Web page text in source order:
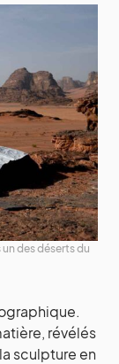
un des déserts du
révélés
sculpture en